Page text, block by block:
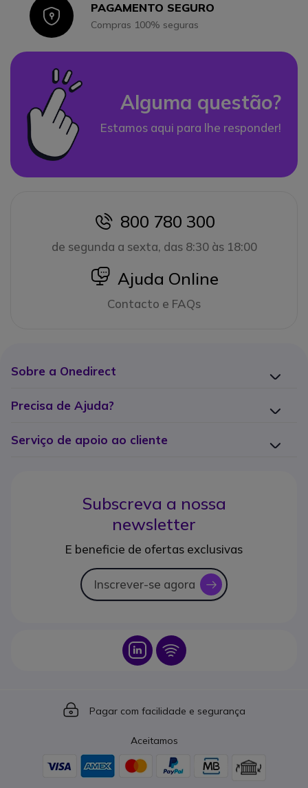
IconPAGAMENTO SEGURO
Compras 100% seguras
Alguma questão?
Estamos aqui para lhe responder!
icon
800 780 300
de segunda a sexta, das 8:30 às 18:00
icon
Ajuda Online
Contacto e FAQs
Sobre a Onedirect
Precisa de Ajuda?
Serviço de apoio ao cliente
Subscreva a nossa
newsletter
E beneficie de ofertas exclusivas
Inscrever-se agora icon
Icon Icon
Icon
Pagar com facilidade e segurança
Aceitamos